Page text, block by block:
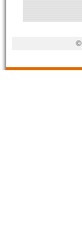
©